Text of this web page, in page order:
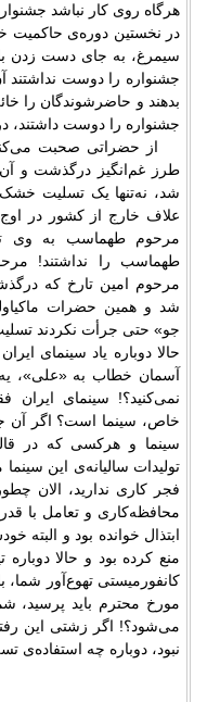
هرگاه روی کار نباشد
در نخستین دوره‌ی حاکمیت
سیمرغ، به جای دست زدن
جشنواره را دوست نداشتند
بدهند و حاضرشوندگان را
جشنواره را دوست داشتند،
از حضراتی صحبت
طرز غم‌انگیز درگذشت و
شد، نه‌تنها یک تسلیت خشک
علاف خارج از کشور در
مرحوم طهماسب به وی
طهماسب را نداشتند!
مرحوم امین تارخ که
شد و همین حضرات
جو» حتی جرأت نکردند تسلیت
حالا دوباره یاد سینمای
آسمان خطاب به «علی»،
نمی‌کنید؟! سینمای
خاص، سینما است؟ اگر آن
سینما و هرکسی که در
تولیدات سالیانه‌ی این
فجر کاری ندارید، الان
محافظه‌کاری و تعامل با
ابتذال خوانده بود و
منع کرده بود و حالا
کانفورمیستی تهوع‌آور
مورخ محترم باید پرسید،
می‌شود؟! اگر زشتی این
نبود، دوباره چه استفاده‌ی